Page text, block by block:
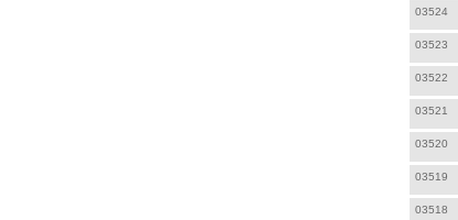
03524
03523
03522
03521
03520
03519
03518